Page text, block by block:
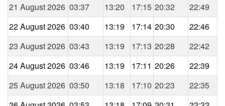
21 August 2026 03:37 13:20 17:15 20:32
22:49
22 August 2026 03:40 13:19 17:14 20:30
22:46
23 August 2026 03:43 13:19 17:13 20:28
22:42
24 August 2026 03:46 13:19 17:11 20:26
22:39
25 August 2026 03:50 13:18 17:10 20:23
22:35